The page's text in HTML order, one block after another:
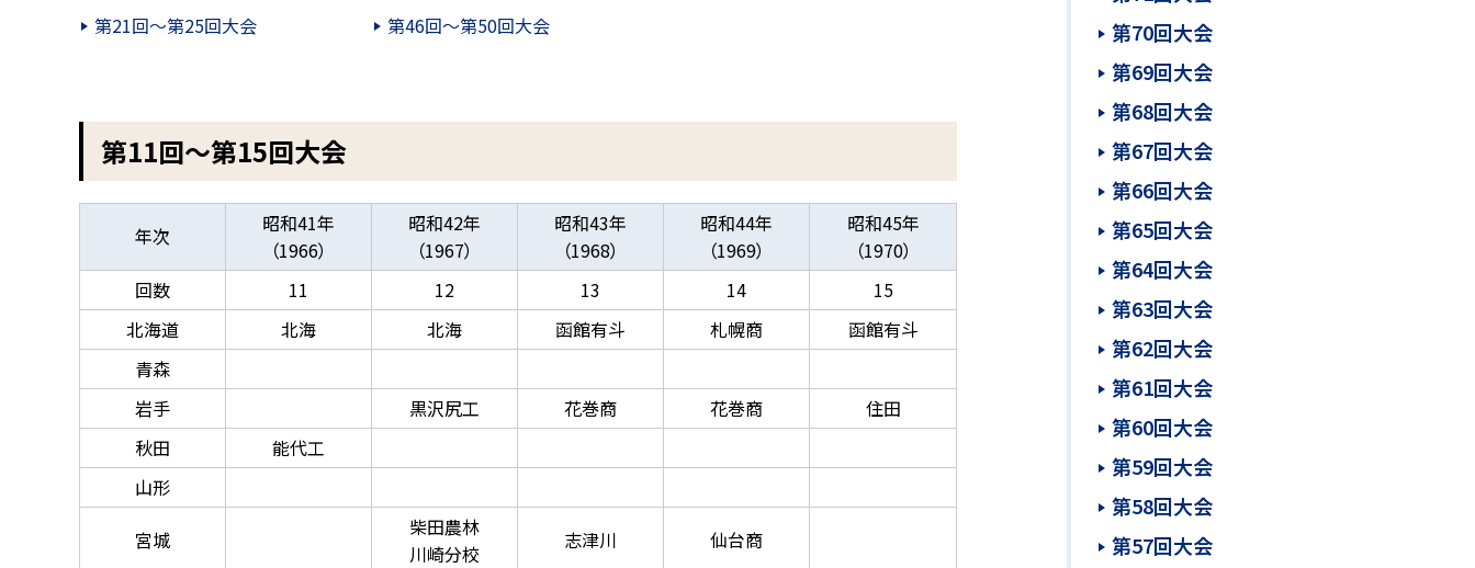
第21回～第25回大会
第46回～第50回大会
第11回～第15回大会
年次
昭和41年
（1966）
昭和42年
（1967）
昭和43年
（1968）
昭和44年
（1969）
昭和45年
（1970）
回数
11 12 13 14
15
北海道
北海 北海 函館有斗 札幌商
函館有斗
青森
岩手
黒沢尻工 花巻商 花巻商
住田
秋田
能代工
山形
宮城
柴田農林
川崎分校
志津川 仙台商
第70回大会
第69回大会
第68回大会
第67回大会
第66回大会
第65回大会
第64回大会
第63回大会
第62回大会
第61回大会
第60回大会
第59回大会
第58回大会
第57回大会